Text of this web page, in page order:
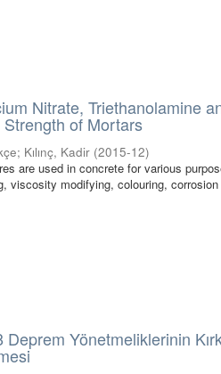
Nitrate, Triethanolamine
of Mortars
; Kılınç, Kadir (2015-12)
are used in concrete for various
viscosity modifying, colouring,
Deprem Yönetmeliklerinin